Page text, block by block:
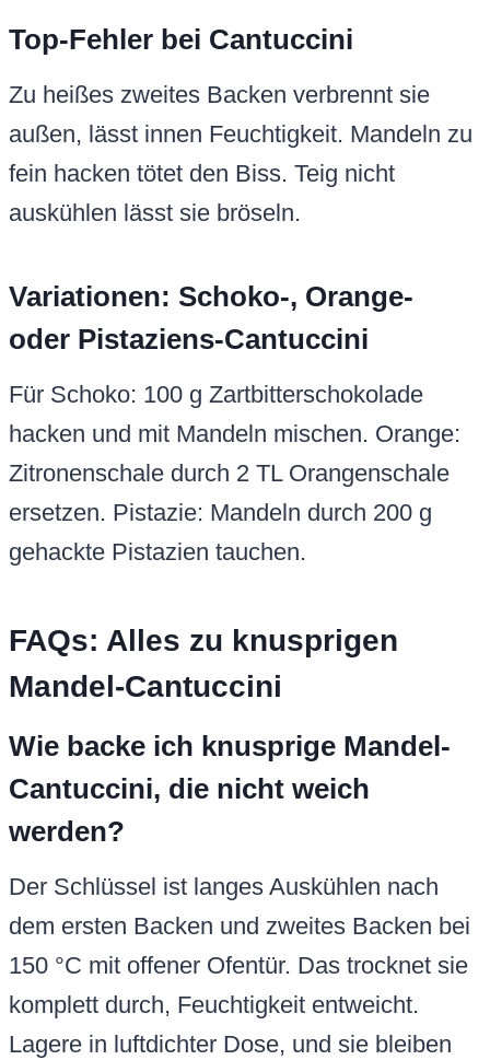
Top-Fehler bei Cantuccini
Zu heißes zweites Backen verbrennt sie
außen, lässt innen Feuchtigkeit. Mandeln zu
fein hacken tötet den Biss. Teig nicht
auskühlen lässt sie bröseln.
Variationen: Schoko-, Orange-
oder Pistaziens-Cantuccini
Für Schoko: 100 g Zartbitterschokolade
hacken und mit Mandeln mischen. Orange:
Zitronenschale durch 2 TL Orangenschale
ersetzen. Pistazie: Mandeln durch 200 g
gehackte Pistazien tauchen.
FAQs: Alles zu knusprigen
Mandel-Cantuccini
Wie backe ich knusprige Mandel-
Cantuccini, die nicht weich
werden?
Der Schlüssel ist langes Auskühlen nach
dem ersten Backen und zweites Backen bei
150 °C mit offener Ofentür. Das trocknet sie
komplett durch, Feuchtigkeit entweicht.
Lagere in luftdichter Dose, und sie bleiben